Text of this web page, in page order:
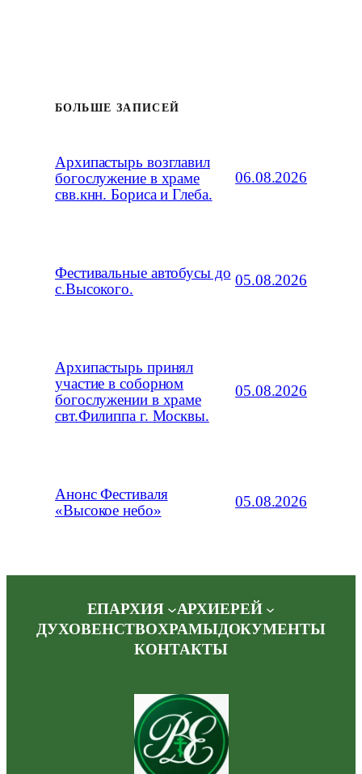
БОЛЬШЕ ЗАПИСЕЙ
Архипастырь возглавил
богослужение в храме
свв.кнн. Бориса и Глеба.
06.08.2026
Фестивальные автобусы до
с.Высокого.
05.08.2026
Архипастырь принял
участие в соборном
богослужении в храме
свт.Филиппа г. Москвы.
05.08.2026
Анонс Фестиваля
«Высокое небо»
05.08.2026
ЕПАРХИЯ
АРХИЕРЕЙ
ДУХОВЕНСТВОХРАМЫДОКУМЕНТЫ
КОНТАКТЫ